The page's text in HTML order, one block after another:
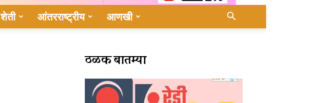
शेती आंतरराष्ट्रीय आणखी
ठळक बातम्या